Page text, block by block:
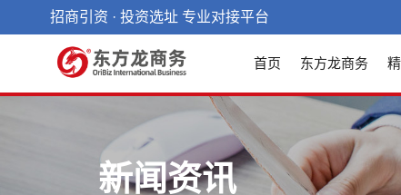
招商引资 · 投资选址 专业对接平台
首页 东方龙商务
新闻资讯